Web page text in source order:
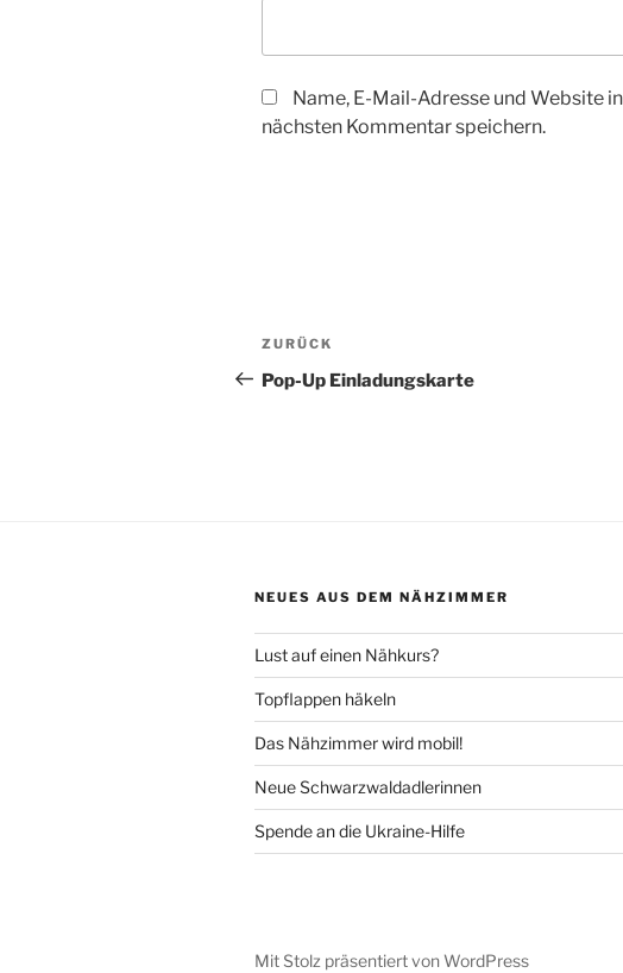
Name, E-Mail-Adresse und Website
nächsten Kommentar speichern.
Beitragsnavigation
Vorheriger
Beitrag
ZURÜCK
Pop-Up Einladungskarte
NEUES AUS DEM NÄHZIMMER
Lust auf einen Nähkurs?
Topflappen häkeln
Das Nähzimmer wird mobil!
Neue Schwarzwaldadlerinnen
Spende an die Ukraine-Hilfe
Mit Stolz präsentiert von WordPress